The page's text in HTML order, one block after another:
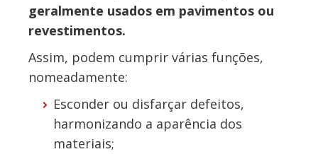
geralmente usados em pavimentos ou
revestimentos.
Assim, podem cumprir várias funções,
nomeadamente:
Esconder ou disfarçar defeitos,
harmonizando a aparência dos
materiais;